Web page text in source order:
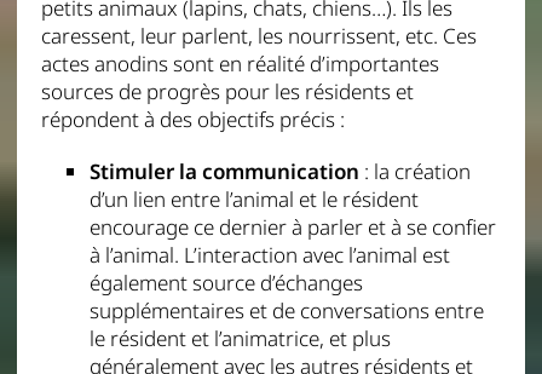
petits animaux (lapins, chats, chiens…). Ils les
caressent, leur parlent, les nourrissent, etc. Ces
actes anodins sont en réalité d’importantes
sources de progrès pour les résidents et
répondent à des objectifs précis :
Stimuler la communication : la création
d’un lien entre l’animal et le résident
encourage ce dernier à parler et à se confier
à l’animal. L’interaction avec l’animal est
également source d’échanges
supplémentaires et de conversations entre
le résident et l’animatrice, et plus
généralement avec les autres résidents et